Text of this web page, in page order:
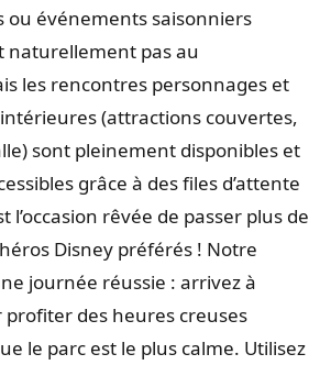
ou événements saisonniers
naturellement pas au
les rencontres personnages et
(attractions couvertes,
sont pleinement disponibles et
grâce à des files d’attente
l’occasion rêvée de passer plus de
Disney préférés ! Notre
journée réussie : arrivez à
profiter des heures creuses
le parc est le plus calme. Utilisez